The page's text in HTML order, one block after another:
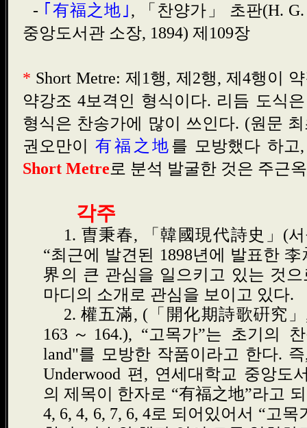
- ｢有福之地｣, 「찬양가」 초판(H.
중앙도서관 소장, 1894) 제109장
* Short Metre: 제1행, 제2행, 제4행이
약강조 4보격인 형식이다. 리듬 도식
형식은 찬송가에 많이 쓰인다. (원문
권오만이 有福之地를 모방했다 하
Short Metre로 분석 발굴한 것은 주근
각주
1. 曺秉春, 「韓國現代詩史」 (
“최근에 발견된 1898년에 발표한 李
界의 큰 관심을 일으키고 있는 것
마디의 소개로 관심을 보이고 있다.
2.權五滿, (「開化期詩歌硏究」
163 ～ 164.), “고목가”는 초기의
land"를 모방한 작품이라고 한다. 즉
Underwood 편, 연세대학교 중앙도
의 제목이 한자로 “有福之地”라고
4, 6,4, 6, 7, 6,4로 되어있어서 “고목